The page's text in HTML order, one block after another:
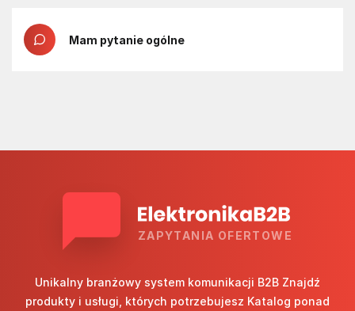
Mam pytanie ogólne
ZAPYTANIA OFERTOWE
Unikalny branżowy system komunikacji B2B Znajdź
produkty i usługi, których potrzebujesz Katalog ponad